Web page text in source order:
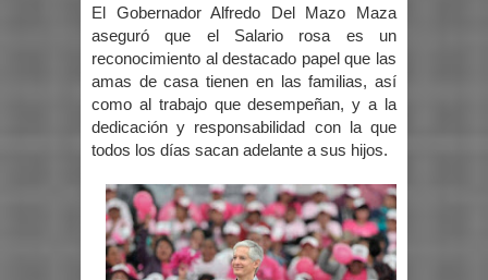
El Gobernador Alfredo Del Mazo Maza
aseguró que el Salario rosa es un
reconocimiento al destacado papel que las
amas de casa tienen en las familias, así
como al trabajo que desempeñan, y a la
dedicación y responsabilidad con la que
todos los días sacan adelante a sus hijos.